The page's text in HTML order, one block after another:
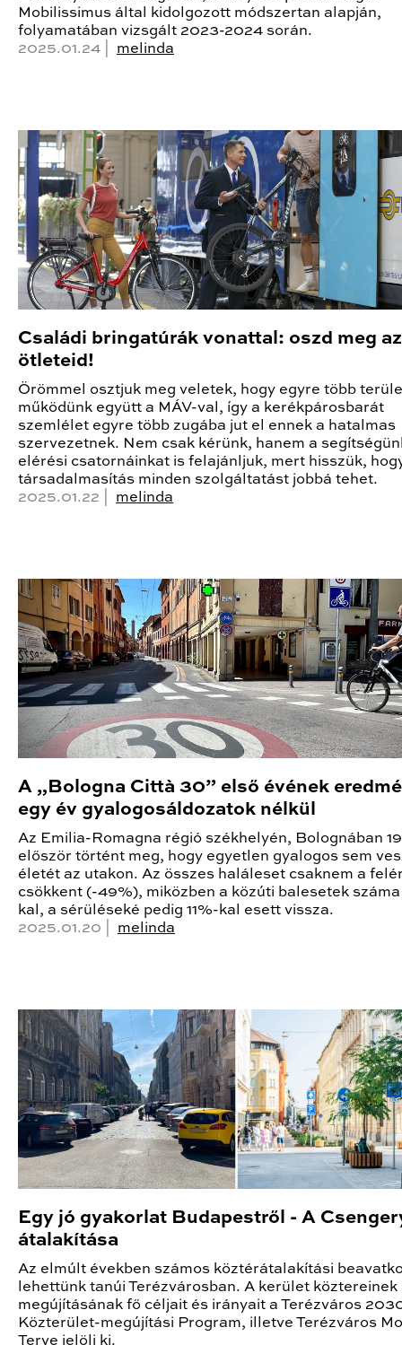
Mobilissimus által kidolgozott módszertan alapján,
folyamatában vizsgált 2023-2024 során.
2025.01.24 | melinda
Családi bringatúrák vonattal: oszd meg az
ötleteid!
Örömmel osztjuk meg veletek, hogy egyre több
működünk együtt a MÁV-val, így a kerékpárosbarát
szemlélet egyre több zugába jut el ennek a hatalmas
szervezetnek. Nem csak kérünk, hanem a
elérési csatornáinkat is felajánljuk, mert hisszük,
társadalmasítás minden szolgáltatást jobbá tehet.
2025.01.22 | melinda
A „Bologna Città 30” első évének
egy év gyalogosáldozatok nélkül
Az Emilia-Romagna régió székhelyén, Bolognában
először történt meg, hogy egyetlen gyalogos sem
életét az utakon. Az összes haláleset csaknem a
csökkent (-49%), miközben a közúti balesetek száma
kal, a sérüléseké pedig 11%-kal esett vissza.
2025.01.20 | melinda
Egy jó gyakorlat Budapestről - A
átalakítása
Az elmúlt években számos köztérátalakítási
lehettünk tanúi Terézvárosban. A kerület köztereinek
megújításának fő céljait és irányait a Terézváros
Közterület-megújítási Program, illetve Terézváros
Terve jelöli ki.